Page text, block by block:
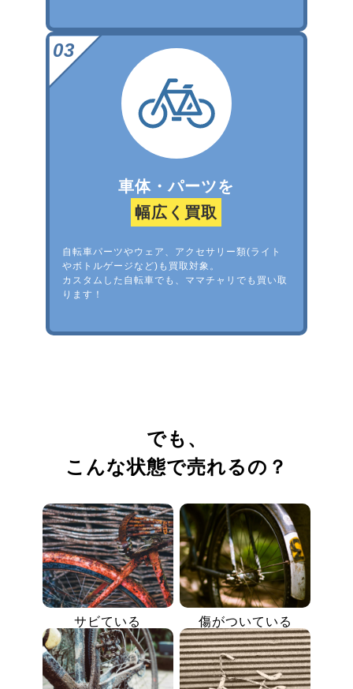
車体・パーツを
幅広く買取
自転車パーツやウェア、アクセサリー類(ライト
やボトルゲージなど)も買取対象。
カスタムした自転車でも、ママチャリでも買い取
ります！
でも、
こんな状態で売れるの？
サビている 傷がついている